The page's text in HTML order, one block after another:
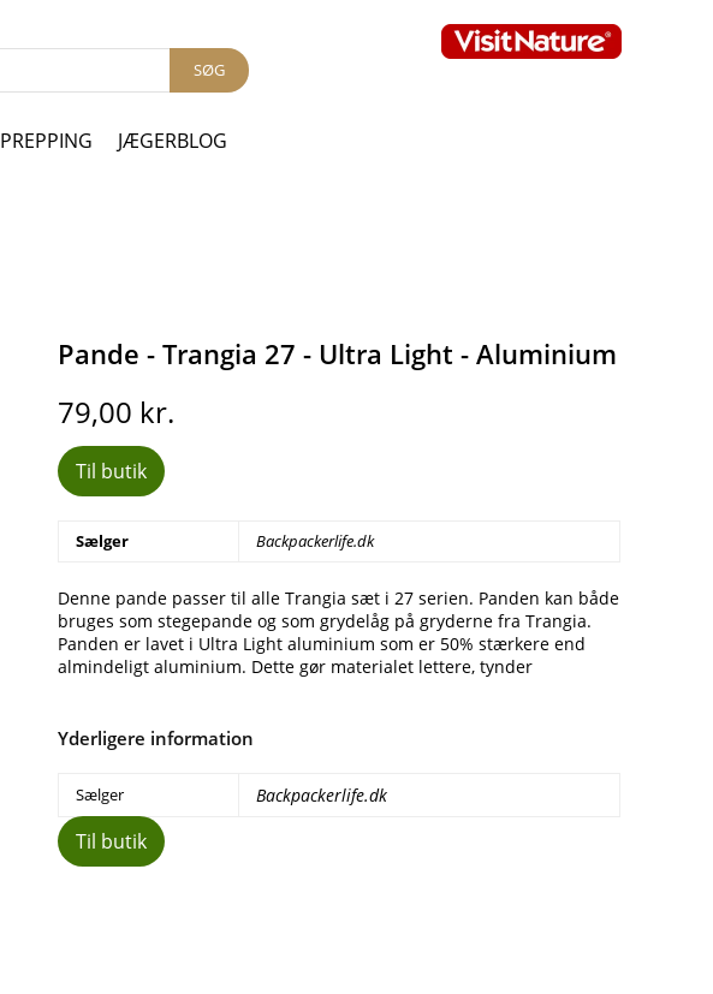
SØG
PREPPING JÆGERBLOG
Pande - Trangia 27 - Ultra Light - Aluminium
79,00 kr.
Til butik
Sælger Backpackerlife.dk
Denne pande passer til alle Trangia sæt i 27 serien. Panden kan både
bruges som stegepande og som grydelåg på gryderne fra Trangia.
Panden er lavet i Ultra Light aluminium som er 50% stærkere end
almindeligt aluminium. Dette gør materialet lettere, tynder
Yderligere information
Sælger Backpackerlife.dk
Til butik